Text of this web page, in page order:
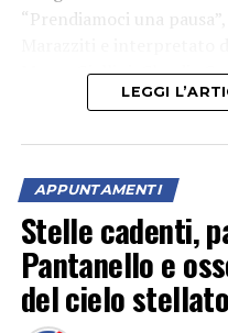
“Prendiamoci una
Marco Giallini, Claudia
Pastorelli e Paolo
LEGGI
APPUNTAMENTI
Stelle cadenti,
Pantanello e
del cielo stellato